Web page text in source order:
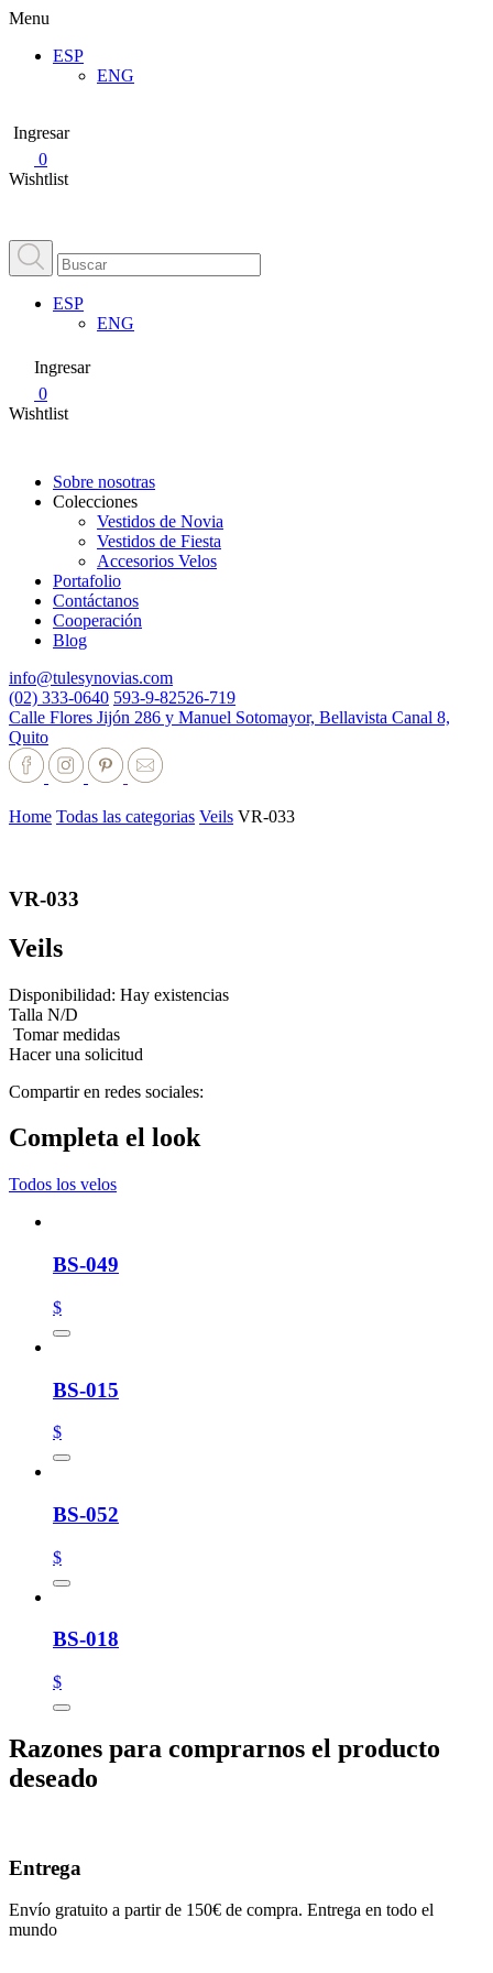
Menu
ESP
ENG
Ingresar
0
Wishtlist
ESP
ENG
Ingresar
0
Wishtlist
Sobre nosotras
Colecciones
Vestidos de Novia
Vestidos de Fiesta
Accesorios Velos
Portafolio
Contáctanos
Cooperación
Blog
info@tulesynovias.com
(02) 333-0640 593-9-82526-719
Calle Flores Jijón 286 y Manuel Sotomayor, Bellavista Canal 8,
Quito
Home Todas las categorias Veils VR-033
VR-033
Veils
Disponibilidad: Hay existencias
Talla N/D
Tomar medidas
Hacer una solicitud
Compartir en redes sociales:
Completa el look
Todos los velos
BS-049
$
BS-015
$
BS-052
$
BS-018
$
Razones para comprarnos el producto
deseado
Entrega
Envío gratuito a partir de 150€ de compra. Entrega en todo el
mundo